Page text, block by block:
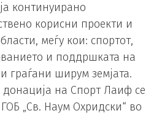
континуирано
корисни проекти и
меѓу кои: спортот,
и поддршката на
граѓани ширум земјата.
на Спорт Лаиф се
„Св. Наум Охридски“ во